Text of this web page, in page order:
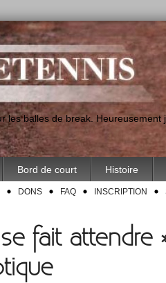
les balles de break.
Bord de court Histoire
DONS FAQ INSCRIPTION
fait attendre